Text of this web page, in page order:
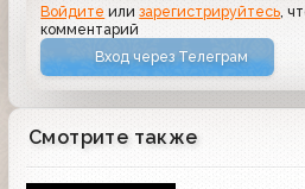
Войдите илизарегистрируйтесь ,
комментарий
Вход через Телеграм
Смотрите также